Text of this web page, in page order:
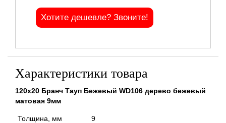
Хотите дешевле? Звоните!
Характеристики товара
120x20 Бранч Тауп Бежевый WD106 дерево бежевый
матовая 9мм
Толщина, мм
9